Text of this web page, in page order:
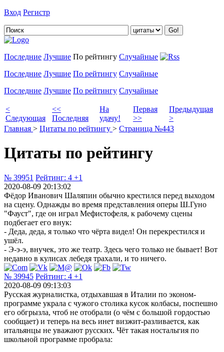
Вход Регистр
Последние Лучшие По рейтингу Случайные
Последние Лучшие По рейтингу Случайные
Последние Лучшие По рейтингу Случайные
<
Следующая
<<
Последняя
На
удачу!
Первая
>>
Предыдущая
>
Главная > Цитаты по рейтингу > Страница №443
Цитаты по рейтингу
№ 39951 Рейтинг: 4 +1
2020-08-09 20:13:02
Фёдор Иванович Шаляпин обычно крестился перед выходом
на сцену. Однажды во время представления оперы Ш.Гуно
"Фауст", где он играл Мефистофеля, к рабочему сцены
подбегает его внук:
- Деда, деда, я только что чёрта видел! Он перекрестился и
ушёл.
- Э-э-э, внучек, это же театр. Здесь чего только не бывает! Вот
недавно в кулисах лебедя трахали, и то ничего.
№ 39945 Рейтинг: 4 +1
2020-08-09 09:13:03
Русская журналистка, отдыхавшая в Италии по эконом-
программе украла с чужого столика кусок колбасы, поспешно
его обгрызла, чтоб не отобрали (о чём с большой гордостью
сообщает) и теперь на весь инет визжит-разливается, как
итальянцы не уважают русских. Чёт такая ностальгия по
школьной программе пробрала: